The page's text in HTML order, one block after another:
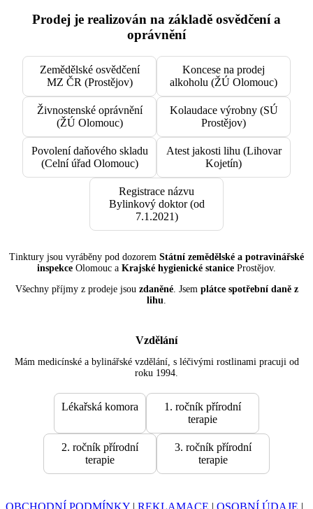
Prodej je realizován na základě osvědčení a
oprávnění
Zemědělské osvědčení
MZ ČR (Prostějov)
Koncese na prodej
alkoholu (ŽÚ Olomouc)
Živnostenské oprávnění
(ŽÚ Olomouc)
Kolaudace výrobny (SÚ
Prostějov)
Povolení daňového skladu
(Celní úřad Olomouc)
Atest jakosti lihu (Lihovar
Kojetín)
Registrace názvu
Bylinkový doktor (od
7.1.2021)
Tinktury jsou vyráběny pod dozorem Státní zemědělské a potravinářské
inspekce Olomouc a Krajské hygienické stanice Prostějov.
Všechny příjmy z prodeje jsou zdaněné. Jsem plátce spotřební daně z
lihu
Vzdělání
Mám medicínské a bylinářské vzdělání, s léčivými rostlinami pracuji od
roku 1994.
Lékařská komora
1. ročník přírodní
terapie
2. ročník přírodní
terapie
3. ročník přírodní
terapie
OBCHODNÍ PODMÍNKY | REKLAMACE | OSOBNÍ ÚDAJE |